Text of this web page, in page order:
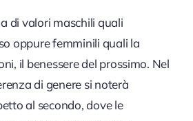
di valori maschili quali
oppure femminili quali la
il benessere del prossimo. Nel
di genere si noterà
al secondo, dove le